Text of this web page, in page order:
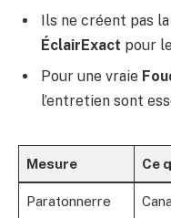
Ils ne créent pas
ÉclairExact pour
Pour une vraie
l’entretien sont
Mesure Ce
Paratonnerre